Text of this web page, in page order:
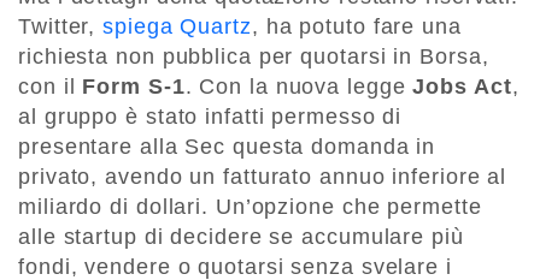
Twitter,spiega Quartz, ha potuto fare una
richiesta non pubblica per quotarsi in Borsa,
con il Form S-1. Con la nuova leggeJobs Act,
al gruppo è stato infatti permesso di
presentare alla Sec questa domanda in
privato, avendo un fatturato annuo inferiore al
miliardo di dollari. Un’opzione che permette
alle startup di decidere se accumulare più
fondi, vendere o quotarsi senza svelare i